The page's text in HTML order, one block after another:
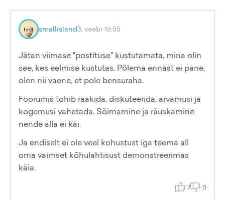
smallisland3. veebr 16:55
Jätan viimase "postituse" kustutamata, mina olin
see, kes eelmise kustutas. Põlema ennast ei pane,
olen nii vaene, et pole bensuraha.
Foorumis tohib rääkida, diskuteerida, arvamusi ja
kogemusi vahetada. Sõimamine ja räuskamine
nende alla ei käi.
Ja endiselt ei ole veel kohustust iga teema all
oma vaimset kõhulahtisust demonstreerimas
käia.
7 0